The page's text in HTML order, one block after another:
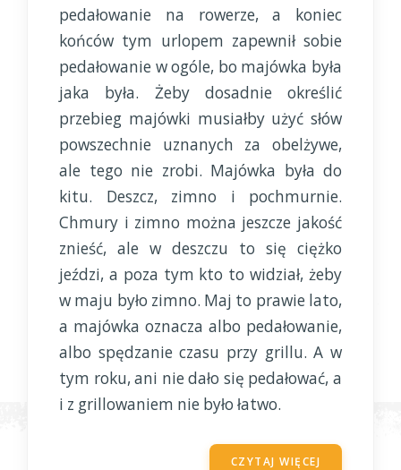
pedałowanie na rowerze, a koniec
końców tym urlopem zapewnił sobie
pedałowanie w ogóle, bo majówka była
jaka była. Żeby dosadnie określić
przebieg majówki musiałby użyć słów
powszechnie uznanych za obelżywe,
ale tego nie zrobi. Majówka była do
kitu. Deszcz, zimno i pochmurnie.
Chmury i zimno można jeszcze jakość
znieść, ale w deszczu to się ciężko
jeździ, a poza tym kto to widział, żeby
w maju było zimno. Maj to prawie lato,
a majówka oznacza albo pedałowanie,
albo spędzanie czasu przy grillu. A w
tym roku, ani nie dało się pedałować, a
i z grillowaniem nie było łatwo.
CZYTAJ WIĘCEJ